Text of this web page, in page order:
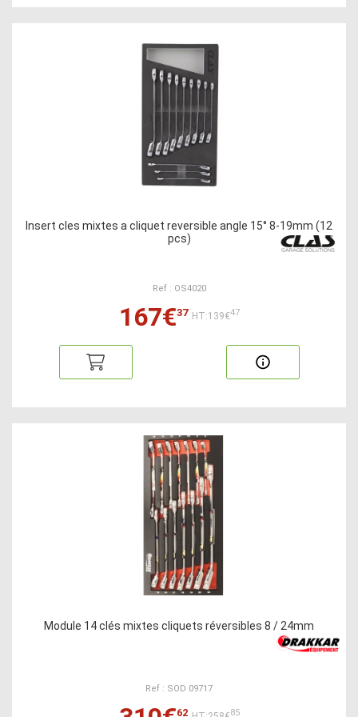
Insert cles mixtes a cliquet reversible angle 15° 8-19mm (12
pcs)
Ref : OS4020
167€37 HT:139€47
Module 14 clés mixtes cliquets réversibles 8 / 24mm
Ref : SOD 09717
62 85